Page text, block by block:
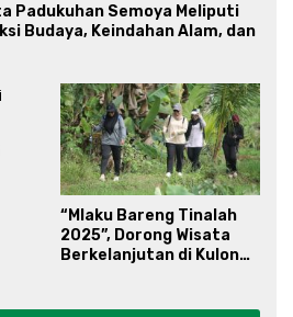
Padukuhan Semoya Meliputi
Budaya, Keindahan Alam, dan
“Mlaku Bareng Tinalah
2025”, Dorong Wisata
Berkelanjutan di Kulon